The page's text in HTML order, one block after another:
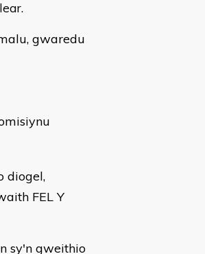
gwaredu
diogel,
FEL Y
sy'n gweithio